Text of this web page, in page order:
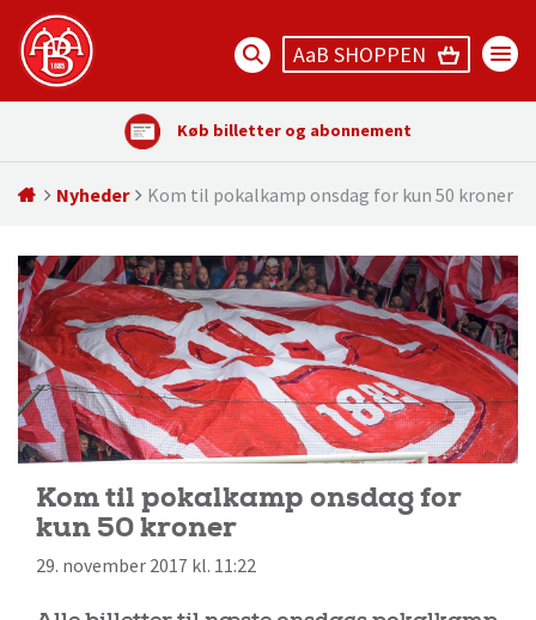
AaB SHOPPEN
Køb billetter og abonnement
Nyheder Kom til pokalkamp onsdag for kun 50 kroner
Kom til pokalkamp onsdag for
kun 50 kroner
29. november 2017 kl. 11:22